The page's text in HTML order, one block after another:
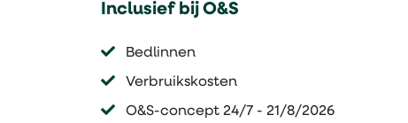
Inclusief bij O&S
Bedlinnen
Verbruikskosten
O&S-concept 24/7 - 21/8/2026